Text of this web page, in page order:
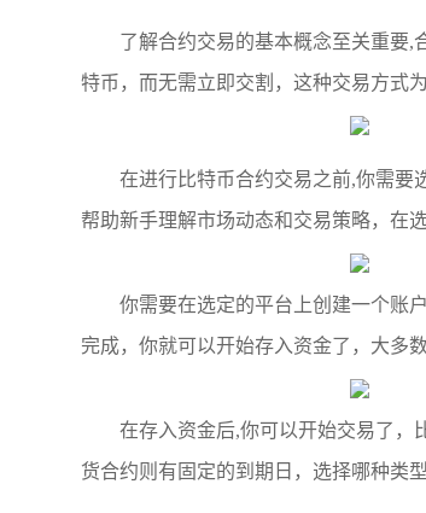
了解合约交易的基本概念至关重要,
特币，而无需立即交割，这种交易方式
在进行比特币合约交易之前,你需要
帮助新手理解市场动态和交易策略，在
你需要在选定的平台上创建一个账
完成，你就可以开始存入资金了，大多
在存入资金后,你可以开始交易了，
货合约则有固定的到期日，选择哪种类